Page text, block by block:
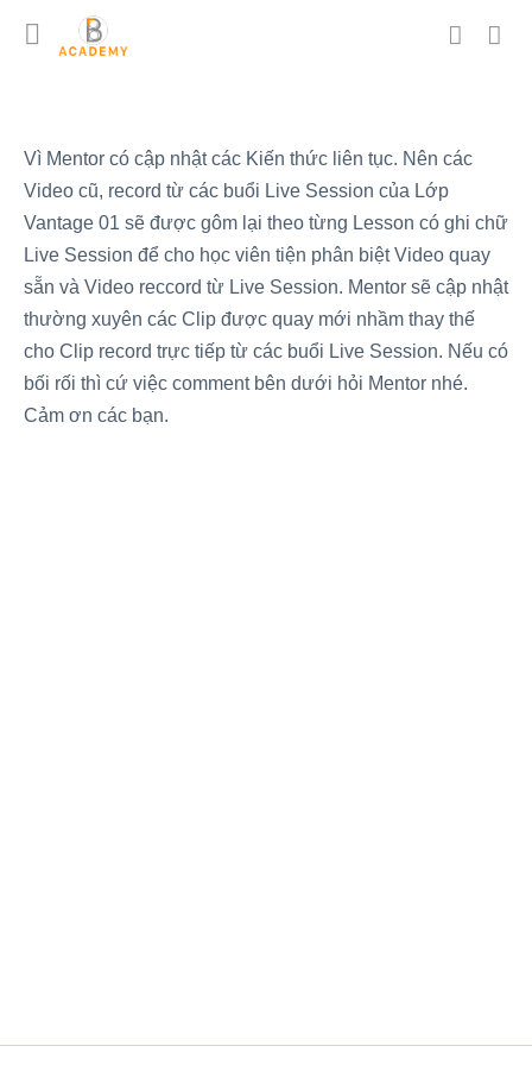
Vì Mentor có cập nhật các Kiến thức liên tục. Nên các
Video cũ, record từ các buổi Live Session của Lớp
Vantage 01 sẽ được gôm lại theo từng Lesson có ghi chữ
Live Session để cho học viên tiện phân biệt Video quay
sẵn và Video reccord từ Live Session. Mentor sẽ cập nhật
thường xuyên các Clip được quay mới nhầm thay thế
cho Clip record trực tiếp từ các buổi Live Session. Nếu có
bối rối thì cứ việc comment bên dưới hỏi Mentor nhé.
Cảm ơn các bạn.